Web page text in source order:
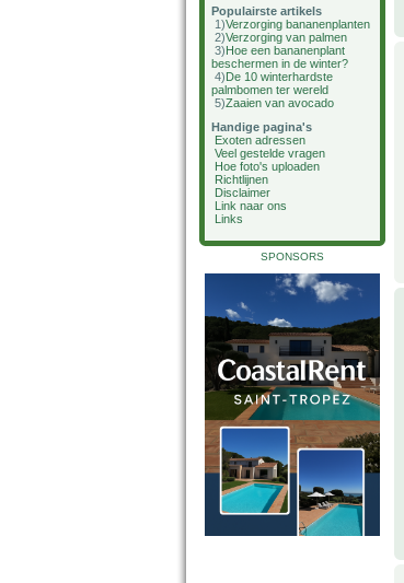
Populairste artikels
1)Verzorging bananenplanten
2)Verzorging van palmen
3)Hoe een bananenplant
beschermen in de winter?
4)De 10 winterhardste
palmbomen ter wereld
5)Zaaien van avocado
Handige pagina's
Exoten adressen
Veel gestelde vragen
Hoe foto's uploaden
Richtlijnen
Disclaimer
Link naar ons
Links
SPONSORS